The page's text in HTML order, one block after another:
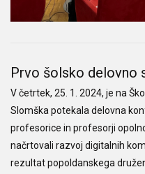
Prvo šolsko delovno
V četrtek, 25. 1. 2024, je na
Slomška potekala delovna
profesorice in profesorji
načrtovali razvoj digitalnih
rezultat popoldanskega